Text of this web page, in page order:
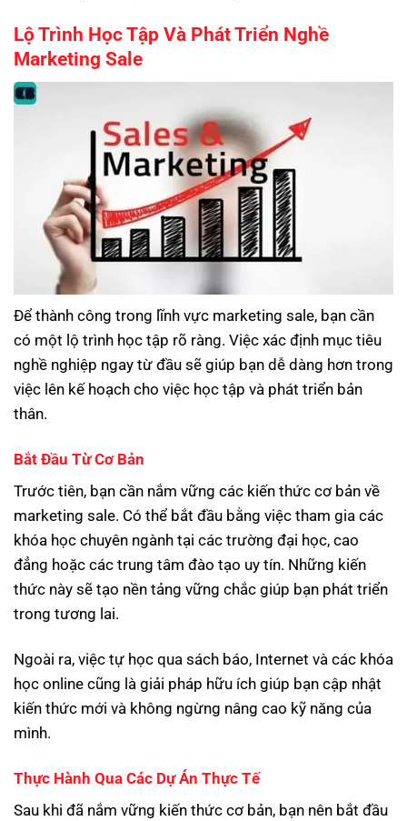
Lộ Trình Học Tập Và Phát Triển Nghề
Marketing Sale
Để thành công trong lĩnh vực marketing sale, bạn cần
có một lộ trình học tập rõ ràng. Việc xác định mục tiêu
nghề nghiệp ngay từ đầu sẽ giúp bạn dễ dàng hơn trong
việc lên kế hoạch cho việc học tập và phát triển bản
thân.
Bắt Đầu Từ Cơ Bản
Trước tiên, bạn cần nắm vững các kiến thức cơ bản về
marketing sale. Có thể bắt đầu bằng việc tham gia các
khóa học chuyên ngành tại các trường đại học, cao
đẳng hoặc các trung tâm đào tạo uy tín. Những kiến
thức này sẽ tạo nền tảng vững chắc giúp bạn phát triển
trong tương lai.
Ngoài ra, việc tự học qua sách báo, Internet và các khóa
học online cũng là giải pháp hữu ích giúp bạn cập nhật
kiến thức mới và không ngừng nâng cao kỹ năng của
mình.
Thực Hành Qua Các Dự Án Thực Tế
Sau khi đã nắm vững kiến thức cơ bản, bạn nên bắt đầu